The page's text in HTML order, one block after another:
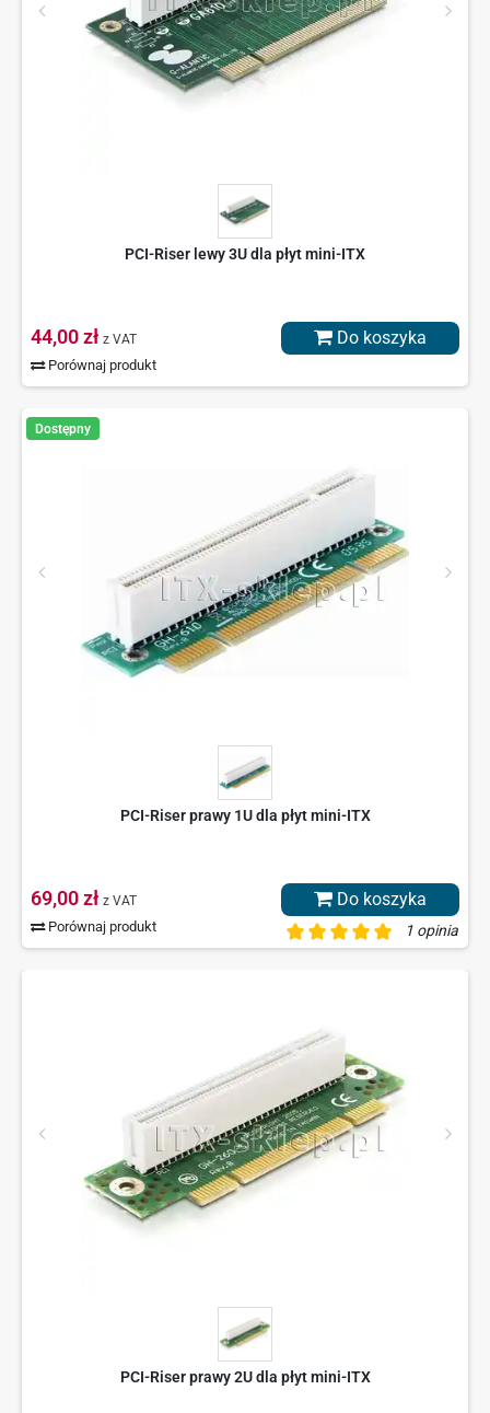
PCI-Riser lewy 3U dla płyt mini-ITX
44,00 zł z VAT
Porównaj produkt
Do koszyka
Dostępny
1 opinia
PCI-Riser prawy 1U dla płyt mini-ITX
69,00 zł z VAT
Porównaj produkt
Do koszyka
PCI-Riser prawy 2U dla płyt mini-ITX